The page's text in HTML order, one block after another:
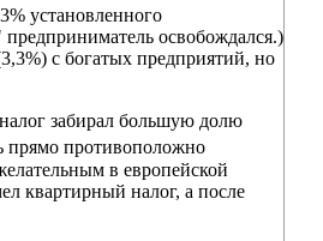
установленного
освобождался.)
с богатых предприятий, но
забирал большую долю
прямо противоположно
в европейской
квартирный налог, а после